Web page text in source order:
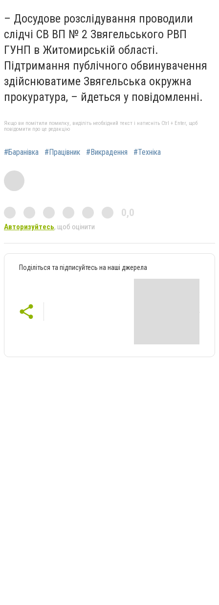
– Досудове розслідування проводили
слідчі СВ ВП № 2 Звягельського РВП
ГУНП в Житомирській області.
Підтримання публічного обвинувачення
здійснюватиме Звягельська окружна
прокуратура, – йдеться у повідомленні.
Якщо ви помітили помилку, виділіть необхідний текст і натисніть Ctrl + Enter, щоб
повідомити про це редакцію
#Баранівка #Працівник #Викрадення #Техніка
0,0
Авторизуйтесь, щоб оцінити
Поділіться та підписуйтесь на наші джерела